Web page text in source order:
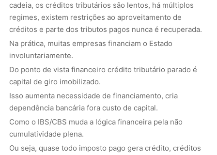
cadeia, os créditos tributários são lentos, há múltiplos
regimes, existem restrições ao aproveitamento de
créditos e parte dos tributos pagos nunca é recuperada.
Na prática, muitas empresas financiam o Estado
involuntariamente.
Do ponto de vista financeiro crédito tributário parado é
capital de giro imobilizado.
Isso aumenta necessidade de financiamento, cria
dependência bancária fora custo de capital.
Como o IBS/CBS muda a lógica financeira pela não
cumulatividade plena.
Ou seja, quase todo imposto pago gera crédito, créditos